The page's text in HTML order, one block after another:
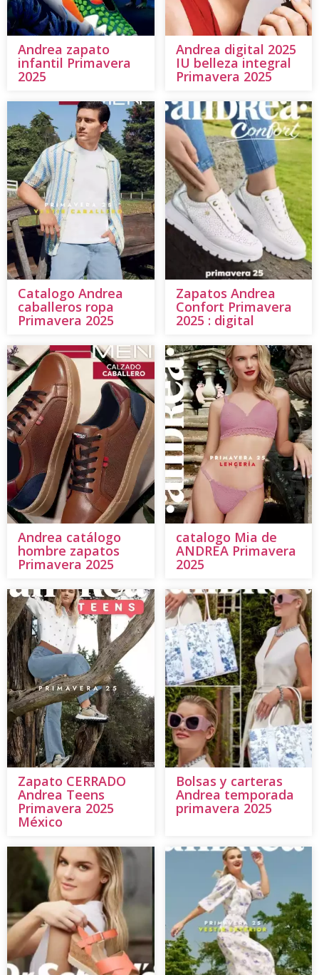
Andrea zapato
infantil Primavera
2025
Andrea digital 2025
IU belleza integral
Primavera 2025
Catalogo Andrea
caballeros ropa
Primavera 2025
Zapatos Andrea
Confort Primavera
2025 : digital
Andrea catálogo
hombre zapatos
Primavera 2025
catalogo Mia de
ANDREA Primavera
2025
Zapato CERRADO
Andrea Teens
Primavera 2025
México
Bolsas y carteras
Andrea temporada
primavera 2025